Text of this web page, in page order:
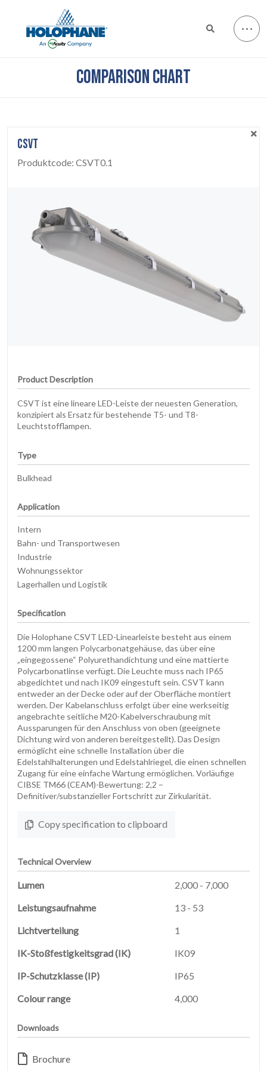
STARTSEITE
01
PRODUKTE
02
EARTHLIGHT
UNSERE
COMPARISON CHART
CSVT
Produktcode: CSVT0.1
Product Description
CSVT ist eine lineare LED-Leiste der neuesten Generation,
konzipiert als Ersatz für bestehende T5- und T8-
Leuchtstofflampen.
Type
Bulkhead
Application
Intern
Bahn- und Transportwesen
Industrie
Wohnungssektor
Lagerhallen und Logistik
Specification
Die Holophane CSVT LED-Linearleiste besteht aus einem
1200 mm langen Polycarbonatgehäuse, das über eine
„eingegossene“ Polyurethandichtung und eine mattierte
Polycarbonatlinse verfügt. Die Leuchte muss nach IP65
abgedichtet und nach IK09 eingestuft sein. CSVT kann
entweder an der Decke oder auf der Oberfläche montiert
werden. Der Kabelanschluss erfolgt über eine werkseitig
angebrachte seitliche M20-Kabelverschraubung mit
Aussparungen für den Anschluss von oben (geeignete
Dichtung wird von anderen bereitgestellt). Das Design
ermöglicht eine schnelle Installation über die
Edelstahlhalterungen und Edelstahlriegel, die einen schnellen
Zugang für eine einfache Wartung ermöglichen. Vorläufige
CIBSE TM66 (CEAM)-Bewertung: 2,2 –
Definitiver/substanzieller Fortschritt zur Zirkularität.
Copy specification to clipboard
Technical Overview
Lumen
2,000 - 7,000
Leistungsaufnahme
13 - 53
Lichtverteilung
1
IK-Stoßfestigkeitsgrad (IK)
IK09
IP-Schutzklasse (IP)
IP65
Colour range
4,000
Downloads
Brochure